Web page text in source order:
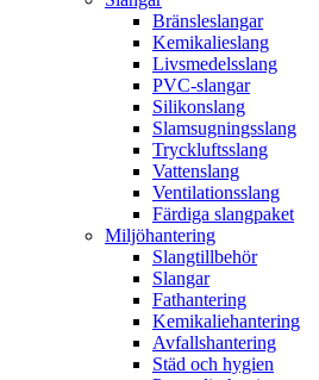
Bränsleslangar
Kemikalieslang
Livsmedelsslang
PVC-slangar
Silikonslang
Slamsugningsslang
Tryckluftsslang
Vattenslang
Ventilationsslang
Färdiga slangpaket
Miljöhantering
Slangtillbehör
Slangar
Fathantering
Kemikaliehantering
Avfallshantering
Städ och hygien